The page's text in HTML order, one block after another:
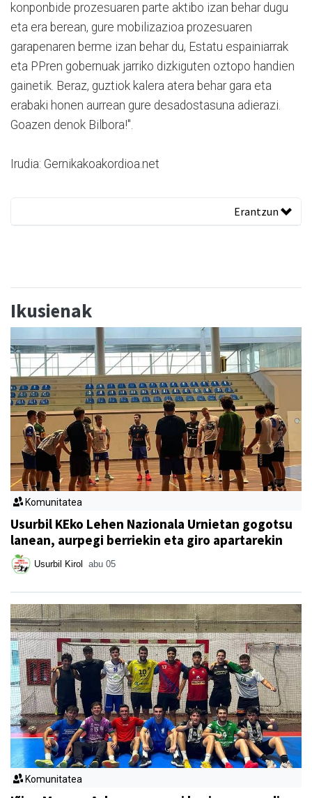
konponbide prozesuaren parte aktibo izan behar dugu
eta era berean, gure mobilizazioa prozesuaren
garapenaren berme izan behar du, Estatu espainiarrak
eta PPren gobernuak jarriko dizkiguten oztopo handien
gainetik. Beraz, guztiok kalera atera behar gara eta
erabaki honen aurrean gure desadostasuna adierazi.
Goazen denok Bilbora!".
Irudia: Gernikakoakordioa.net
Erantzun
Ikusienak
Komunitatea
Usurbil KEko Lehen Nazionala Urnietan gogotsu
lanean, aurpegi berriekin eta giro apartarekin
Usurbil Kirol abu 05
Komunitatea